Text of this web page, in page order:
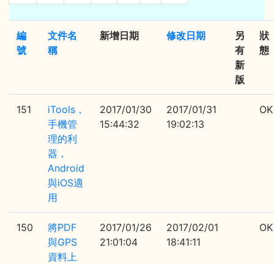
編
號
文件名
稱
新增日期 修改日期
另
有
新
版
狀
態
151
iTools，
手機管
理的利
器，
Android
與iOS適
用
2017/01/30
15:44:32
2017/01/31
19:02:13
OK
150
將PDF
與GPS
資料上
2017/01/26
21:01:04
2017/02/01
18:41:11
OK